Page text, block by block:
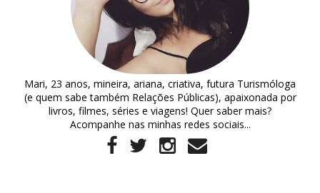
Mari, 23 anos, mineira, ariana, criativa, futura Turismóloga
(e quem sabe também Relações Públicas), apaixonada por
livros, filmes, séries e viagens! Quer saber mais?
Acompanhe nas minhas redes sociais...